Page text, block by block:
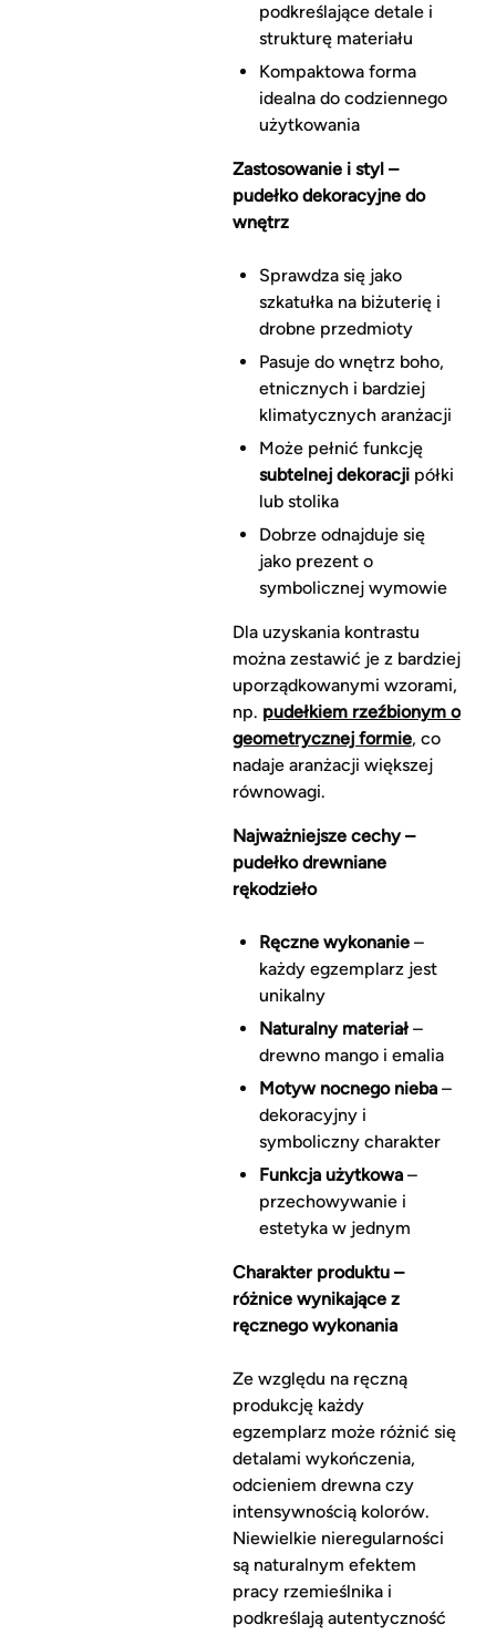
podkreślające detale i
strukturę materiału
Kompaktowa forma
idealna do codziennego
użytkowania
Zastosowanie i styl –
pudełko dekoracyjne do
wnętrz
Sprawdza się jako
szkatułka na biżuterię i
drobne przedmioty
Pasuje do wnętrz boho,
etnicznych i bardziej
klimatycznych aranżacji
Może pełnić funkcję
subtelnej dekoracjipółki
lub stolika
Dobrze odnajduje się
jako prezent o
symbolicznej wymowie
Dla uzyskania kontrastu
można zestawić je z bardziej
uporządkowanymi wzorami,
np. pudełkiem rzeźbionym o
geometrycznej formie, co
nadaje aranżacji większej
równowagi.
Najważniejsze cechy –
pudełko drewniane
rękodzieło
Ręczne wykonanie–
każdy egzemplarz jest
unikalny
Naturalny materiał–
drewno mango i emalia
Motyw nocnego nieba–
dekoracyjny i
symboliczny charakter
Funkcja użytkowa–
przechowywanie i
estetyka w jednym
Charakter produktu –
różnice wynikające z
ręcznego wykonania
Ze względu na ręczną
produkcję każdy
egzemplarz może różnić się
detalami wykończenia,
odcieniem drewna czy
intensywnością kolorów.
Niewielkie nieregularności
są naturalnym efektem
pracy rzemieślnika i
podkreślają autentyczność